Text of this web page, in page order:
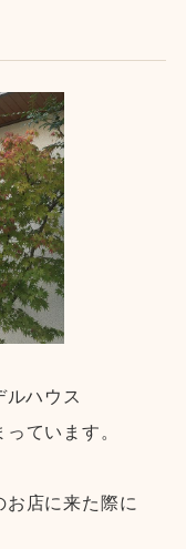
ハウス
ています。
店に来た際に